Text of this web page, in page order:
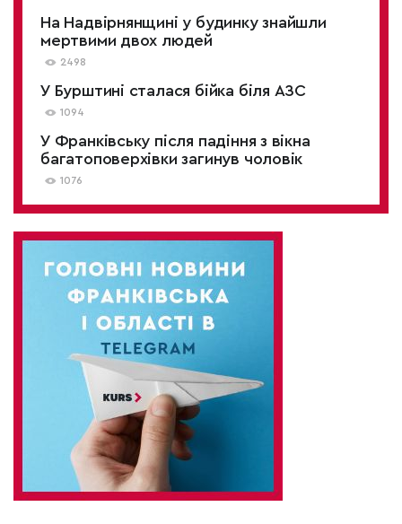
На Надвірнянщині у будинку знайшли
мертвими двох людей
2498
У Бурштині сталася бійка біля АЗС
1094
У Франківську після падіння з вікна
багатоповерхівки загинув чоловік
1076